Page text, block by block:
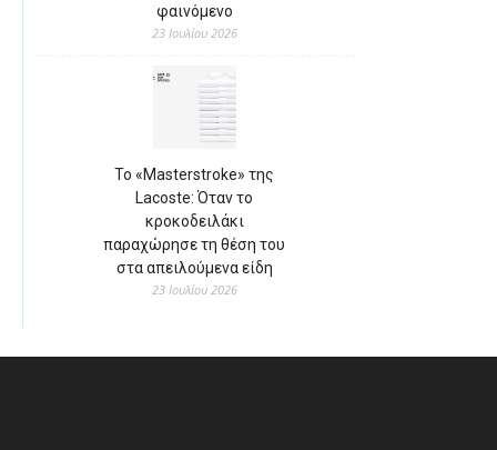
φαινόμενο
23 Ιουλίου 2026
Το «Masterstroke» της
Lacoste: Όταν το
κροκοδειλάκι
παραχώρησε τη θέση του
στα απειλούμενα είδη
23 Ιουλίου 2026